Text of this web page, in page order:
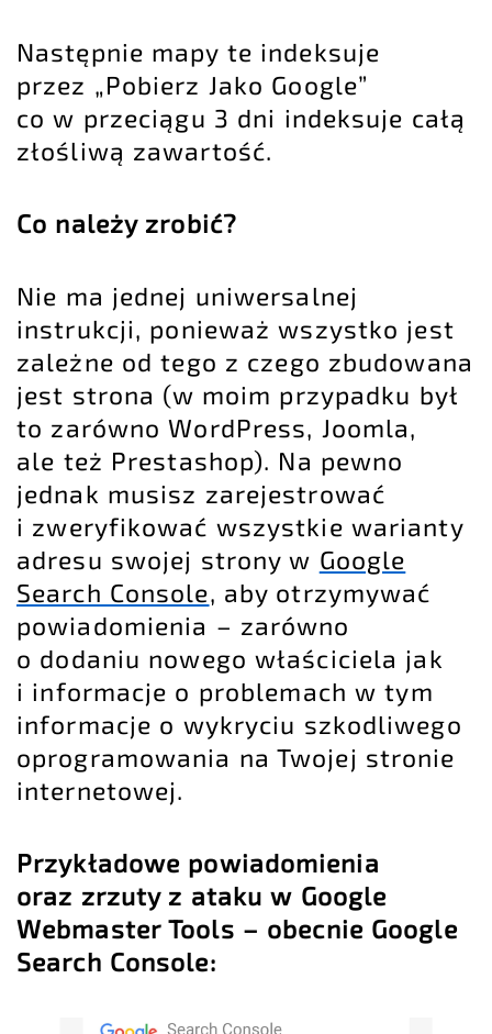
Następnie mapy te indeksuje
przez „Pobierz Jako Google”
co w przeciągu 3 dni indeksuje całą
złośliwą zawartość.
Co należy zrobić?
Nie ma jednej uniwersalnej
instrukcji, ponieważ wszystko jest
zależne od tego z czego zbudowana
jest strona (w moim przypadku był
to zarówno WordPress, Joomla,
ale też Prestashop). Na pewno
jednak musisz zarejestrować
i zweryfikować wszystkie warianty
adresu swojej strony w Google
Search Console, aby otrzymywać
powiadomienia – zarówno
o dodaniu nowego właściciela jak
i informacje o problemach w tym
informacje o wykryciu szkodliwego
oprogramowania na Twojej stronie
internetowej.
Przykładowe powiadomienia
oraz zrzuty z ataku w Google
Webmaster Tools – obecnie Google
Search Console: